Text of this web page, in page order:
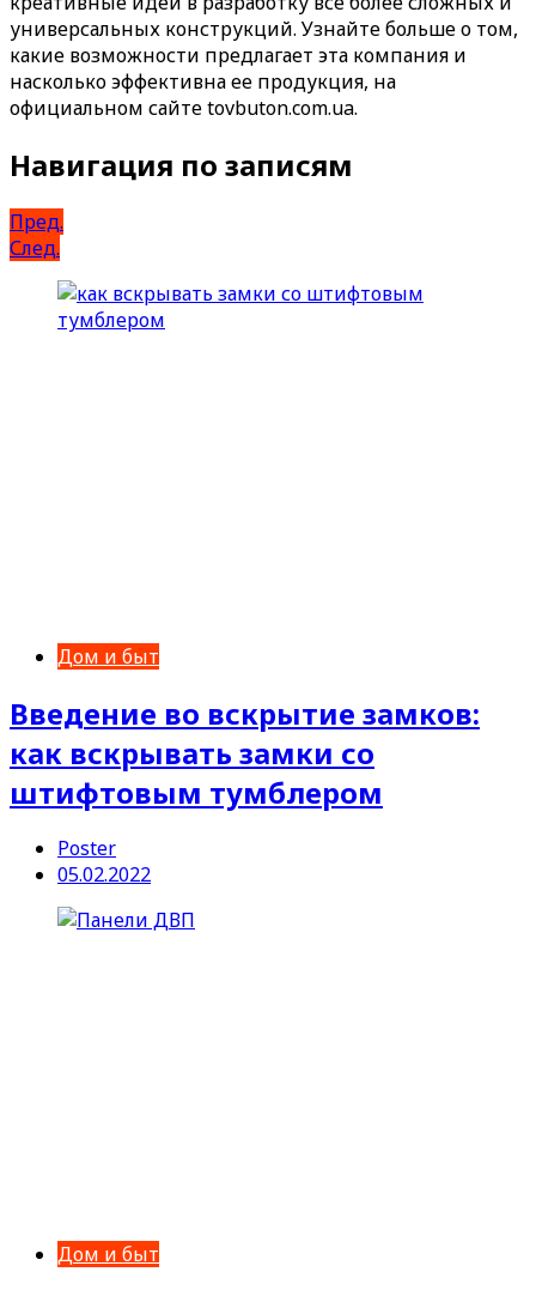
универсальных конструкций. Узнайте больше о том,
какие возможности предлагает эта компания и
насколько эффективна ее продукция, на
официальном сайте tovbuton.com.ua.
Навигация по записям
Пред.
След.
Дом и быт
Введение во вскрытие замков:
как вскрывать замки со
штифтовым тумблером
Poster
05.02.2022
Дом и быт